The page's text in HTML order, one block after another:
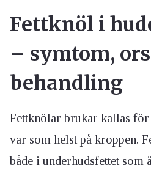
Fettknöl i
– symtom,
behandling
Fettknölar brukar kallas
var som helst på kroppen.
både i underhudsfettet som